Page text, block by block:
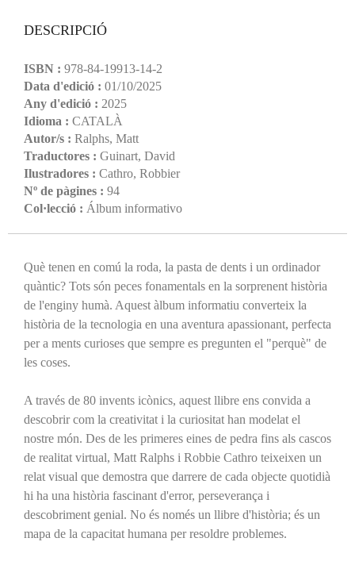
DESCRIPCIÓ
ISBN : 978-84-19913-14-2
Data d'edició : 01/10/2025
Any d'edició : 2025
Idioma : CATALÀ
Autor/s : Ralphs, Matt
Traductores : Guinart, David
Ilustradores : Cathro, Robbier
Nº de pàgines : 94
Col·lecció : Álbum informativo
Què tenen en comú la roda, la pasta de dents i un ordinador
quàntic? Tots són peces fonamentals en la sorprenent història
de l'enginy humà. Aquest àlbum informatiu converteix la
història de la tecnologia en una aventura apassionant, perfecta
per a ments curioses que sempre es pregunten el "perquè" de
les coses.
A través de 80 invents icònics, aquest llibre ens convida a
descobrir com la creativitat i la curiositat han modelat el
nostre món. Des de les primeres eines de pedra fins als cascos
de realitat virtual, Matt Ralphs i Robbie Cathro teixeixen un
relat visual que demostra que darrere de cada objecte quotidià
hi ha una història fascinant d'error, perseverança i
descobriment genial. No és només un llibre d'història; és un
mapa de la capacitat humana per resoldre problemes.